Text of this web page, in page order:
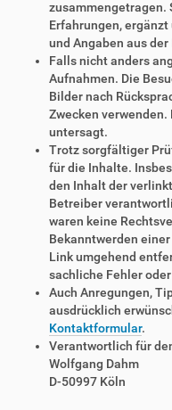
zusammengetragen.
Erfahrungen,
und Angaben aus
Falls nicht anders
Aufnahmen. Die
Bilder nach
Zwecken
untersagt.
Trotz sorgfältiger
für die Inhalte.
den Inhalt der
Betreiber
waren keine
Bekanntwerden
Link umgehend
sachliche Fehler
Auch Anregungen,
ausdrücklich
Kontaktformular.
Verantwortlich für
Wolfgang Dahm
D-50997 Köln